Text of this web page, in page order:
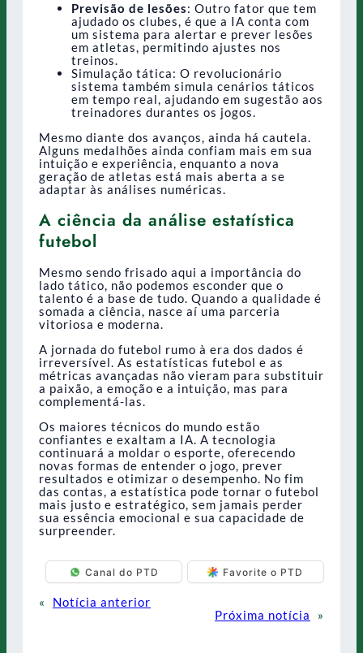
Previsão de lesões: Outro fator que tem
ajudado os clubes, é que a IA conta com
um sistema para alertar e prever lesões
em atletas, permitindo ajustes nos
treinos.
Simulação tática: O revolucionário
sistema também simula cenários táticos
em tempo real, ajudando em sugestão aos
treinadores durantes os jogos.
Mesmo diante dos avanços, ainda há cautela.
Alguns medalhões ainda confiam mais em sua
intuição e experiência, enquanto a nova
geração de atletas está mais aberta a se
adaptar às análises numéricas.
A ciência da análise estatística
futebol
Mesmo sendo frisado aqui a importância do
lado tático, não podemos esconder que o
talento é a base de tudo. Quando a qualidade é
somada a ciência, nasce aí uma parceria
vitoriosa e moderna.
A jornada do futebol rumo à era dos dados é
irreversível. As estatísticas futebol e as
métricas avançadas não vieram para substituir
a paixão, a emoção e a intuição, mas para
complementá-las.
Os maiores técnicos do mundo estão
confiantes e exaltam a IA. A tecnologia
continuará a moldar o esporte, oferecendo
novas formas de entender o jogo, prever
resultados e otimizar o desempenho. No fim
das contas, a estatística pode tornar o futebol
mais justo e estratégico, sem jamais perder
sua essência emocional e sua capacidade de
surpreender.
Canal do PTD Favorite o PTD
«
Notícia anterior
Próxima notícia
»